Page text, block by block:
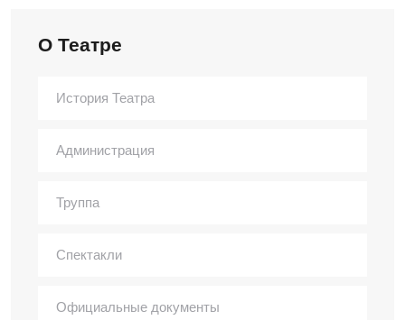
О Театре
История Театра
Администрация
Труппа
Спектакли
Официальные документы